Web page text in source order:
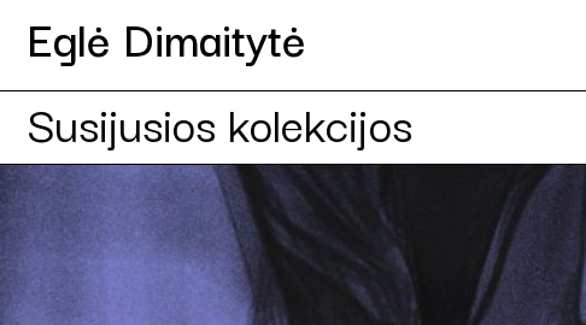
Eglė Dimaitytė
Susijusios kolekcijos